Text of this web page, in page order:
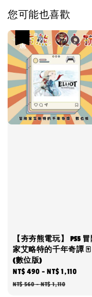
您可能也喜歡
【夯夯熊電玩】 PS5
家艾略特的千年奇譚 🀄
(數位版)
Sale
price
NT$ 490 -NT$ 1,110
NT$ 560-NT$ 1,110